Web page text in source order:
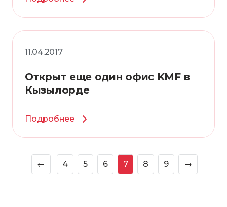
11.04.2017
Открыт еще один офис KMF в
Кызылорде
Подробнее
← 4 5 6 7 8 9 →